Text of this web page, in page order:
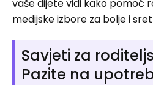
vaše dijete vidi kako pomoć
medijske izbore za bolje i
Savjeti za
Pazite na